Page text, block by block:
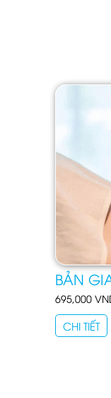
BẢN
695,000
CHI TIẾT